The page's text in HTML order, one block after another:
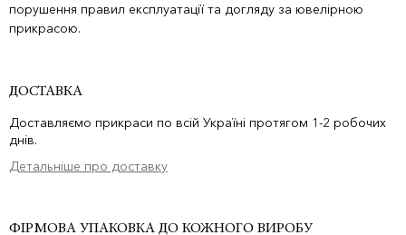
порушення правил експлуатації та догляду за ювелірною
прикрасою.
ДОСТАВКА
Доставляємо прикраси по всій Україні протягом 1-2 робочих
днів.
Детальніше про доставку
ФІРМОВА УПАКОВКА ДО КОЖНОГО ВИРОБУ